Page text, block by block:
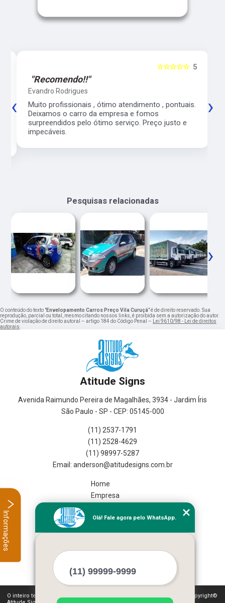
5
☆☆☆☆☆
"Recomendo!!"
Evandro Rodrigues
Muito profissionais , ótimo atendimento , pontuais.
Deixamos o carro da empresa e fomos
surpreendidos pelo ótimo serviço. Preço justo e
impecáveis.
‹ ›
Pesquisas relacionadas
‹ ›
O conteúdo do texto "Envelopamento Carros Preço Vila Curuçá" é de direito reservado. Sua
reprodução, parcial ou total, mesmo citando nossos links, é proibida sem a autorização do autor.
Crime de violação de direito autoral – artigo 184 do Código Penal –
Lei 9610/98 - Lei de direitos
autorais
Atitude Signs
Avenida Raimundo Pereira de Magalhães, 3934 - Jardim Íris
São Paulo - SP - CEP: 05145-000
(11) 2537-1791
(11) 2528-4629
(11) 98997-5287
Home
Empresa
Serviços
Mais Serviços
O inteiro teor deste site está sujeito à proteção de direitos autorais. Copyright©
Olá! Fale agora pelo WhatsApp.
Informações